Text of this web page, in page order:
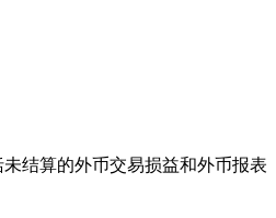
结算的外币交易损益和外币报表